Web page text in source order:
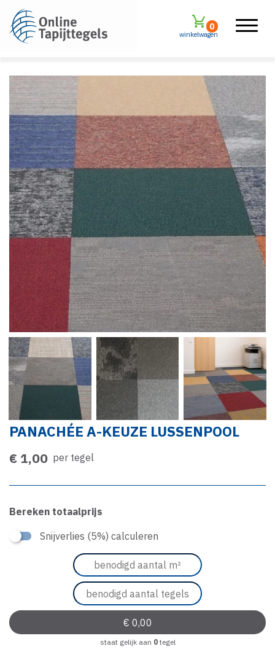
winkelwagen
0
PANACHÉE A-KEUZE LUSSENPOOL
€ 1,00 per tegel
Bereken totaalprijs
Snijverlies (5%) calculeren
staat gelijk aan 0tegel